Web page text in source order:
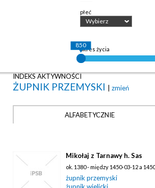
płeć
Wybierz
okres życia
850
INDEKS AKTYWNOŚCI
ŻUPNIK PRZEMYSKI | zmień
ALFABETYCZNIE
Mikołaj z Tarnawy h. Sas
ok. 1380 - między 1450-03-12 a
żupnik przemyski
żupnik wielicki